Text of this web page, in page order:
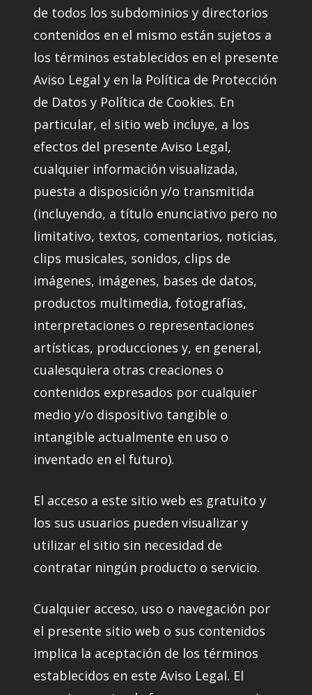
de todos los subdominios y directorios
contenidos en el mismo están sujetos a
los términos establecidos en el presente
Aviso Legal y en la Política de Protección
de Datos y Política de Cookies. En
particular, el sitio web incluye, a los
efectos del presente Aviso Legal,
cualquier información visualizada,
puesta a disposición y/o transmitida
(incluyendo, a título enunciativo pero no
limitativo, textos, comentarios, noticias,
clips musicales, sonidos, clips de
imágenes, imágenes, bases de datos,
productos multimedia, fotografías,
interpretaciones o representaciones
artísticas, producciones y, en general,
cualesquiera otras creaciones o
contenidos expresados por cualquier
medio y/o dispositivo tangible o
intangible actualmente en uso o
inventado en el futuro).
El acceso a este sitio web es gratuito y
los sus usuarios pueden visualizar y
utilizar el sitio sin necesidad de
contratar ningún producto o servicio.
Cualquier acceso, uso o navegación por
el presente sitio web o sus contenidos
implica la aceptación de los términos
establecidos en este Aviso Legal. El